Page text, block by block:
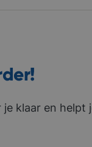
klaar en helpt